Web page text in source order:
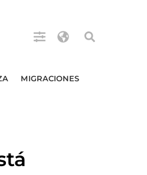
MIGRACIONES